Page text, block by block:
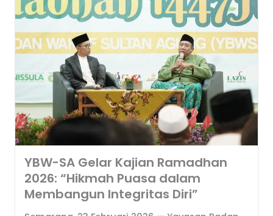
YBW-SA Gelar Kajian Ramadhan
2026: “Hikmah Puasa dalam
Membangun Integritas Diri”